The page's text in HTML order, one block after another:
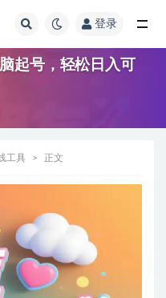
登录
起号，轻松日入可
工具 正文